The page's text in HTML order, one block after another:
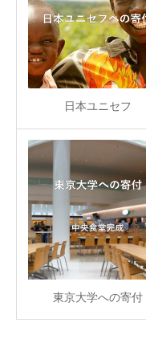
日本ユニセフ
東京大学への寄付